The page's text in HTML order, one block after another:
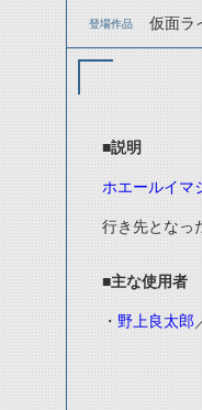
登場作品 仮面ラ
■説明
ホエールイマ
行き先となっ
■主な使用者
・ 野上良太郎